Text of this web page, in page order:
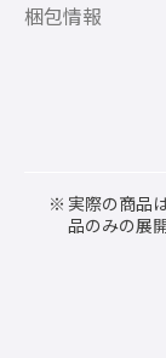
梱包情報
実際の商品
品のみの展